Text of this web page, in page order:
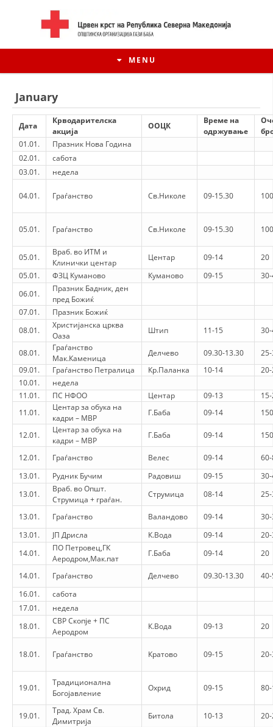
MENU
HISTORY OF MOVEMENT
HISTORY OF THE RCRM
ORGANISATION STRUCTURE
MEMBERSHIP IN PROFESSIONAL STRUCTURES
LAW OF MACEDONIAN RED CROSS
STATUTE OF THE MRC
ORGANIZATIONAL DEVELOPMENT
EXECUTIVE BOARD
ASSEMBLY
STRUCTURAL SET UP
DISSEMINATION
USE AND PROTECTION OF THE EMBLEM
THE SOCIAL WELFARE ACTIVITY
January
Дата
Крводарителска
акција
ООЦК
Време на
одржување
01.01.
Празник Нова Година
02.01.
сабота
03.01.
недела
04.01. Граѓанство Св.Николе 09-15.30
05.01. Граѓанство Св.Николе 09-15.30
05.01.
Враб. во ИТМ и
Клинички центар
Центар 09-14
20
05.01.
ФЗЦ Куманово Куманово 09-15
06.01.
Празник Бадник, ден
пред Божиќ
07.01.
Празник Божиќ
08.01.
Христијанска црква
Оаза
Штип 11-15
08.01.
Граѓанство
Мак.Каменица
Делчево 09.30-13.30
09.01.
Граѓанство Петралица Кр.Паланка 10-14
10.01.
недела
11.01.
ПС НФОО Центар 09-13
11.01.
Центар за обука на
кадри – МВР
Г.Баба 09-14
12.01.
Центар за обука на
кадри – МВР
Г.Баба 09-14
12.01. Граѓанство Велес 09-14
13.01.
Рудник Бучим Радовиш 09-15
13.01.
Враб. во Општ.
Струмица + граѓан.
Струмица 08-14
13.01. Граѓанство Валандово 09-14
13.01.
ЈП Дрисла К.Вода 09-14
14.01.
ПО Петровец,ГК
Аеродром,Мак.пат
Г.Баба 09-14 20
14.01. Граѓанство Делчево 09.30-13.30
16.01.
сабота
17.01.
недела
18.01.
СВР Скопје + ПС
Аеродром
К.Вода 09-13 20
18.01. Граѓанство Кратово 09-15
19.01.
Традиционална
Богојавление
Охрид 09-15
19.01.
Трад. Храм Св.
Димитрија
Битола 10-13